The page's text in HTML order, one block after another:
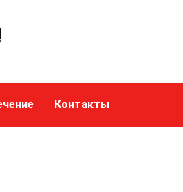
Контакты